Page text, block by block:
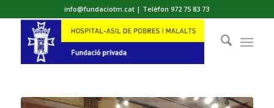
info@fundaciotm.cat | Telèfon 972 75 83 73